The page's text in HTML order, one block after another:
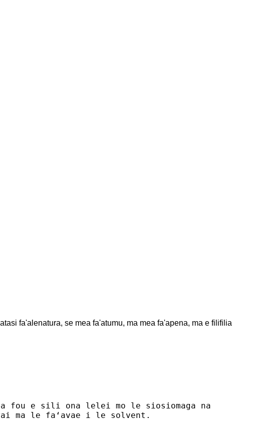
fa'alenatura, se mea fa'atumu, ma mea fa'apena, ma e filifilia
fou e sili ona lelei mo le siosiomaga na
ma le faʻavae i le solvent.